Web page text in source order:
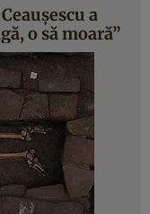
a
o să moară”